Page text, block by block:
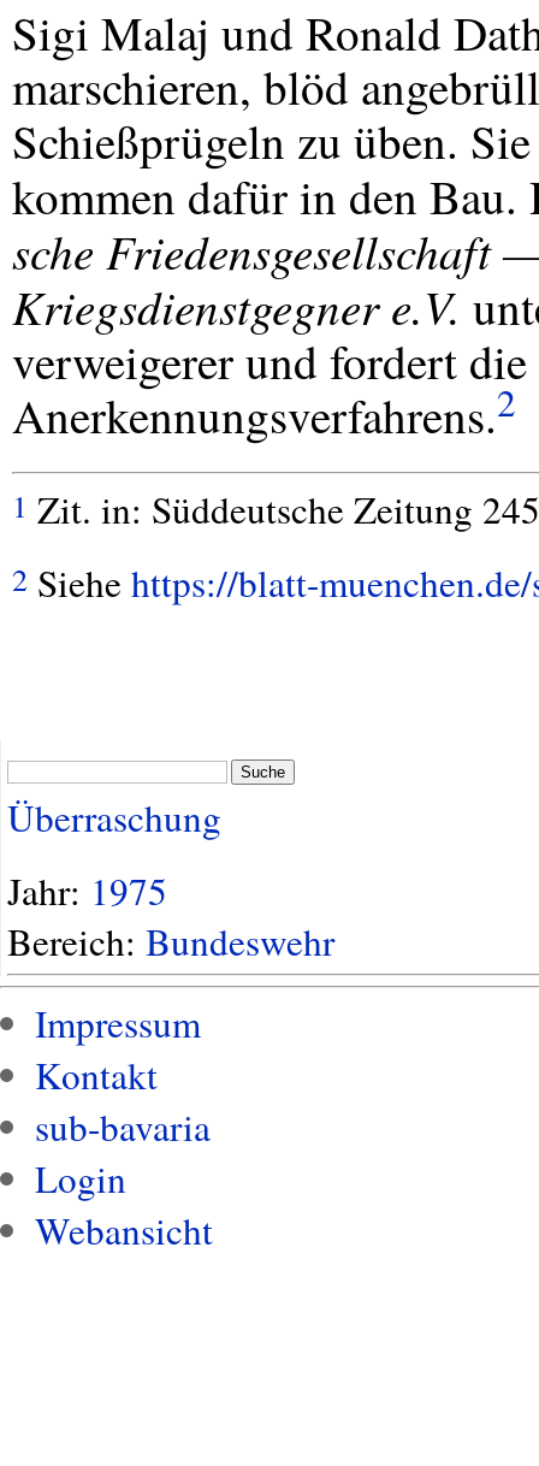
Sigi Malaj und Ronald
marschieren, blöd
Schießprügeln zu üben.
kommen dafür in den
sche Friedensgesellschaft
Kriegsdienstgegner e.V.
verweigerer und fordert
Anerkennungsverfahrens.2
1 Zit. in: Süddeutsche Zeitung
2 Siehe https://blatt-
Suche
Überraschung
Jahr: 1975
Bereich: Bundeswehr
Impressum
Kontakt
sub-bavaria
Login
Webansicht